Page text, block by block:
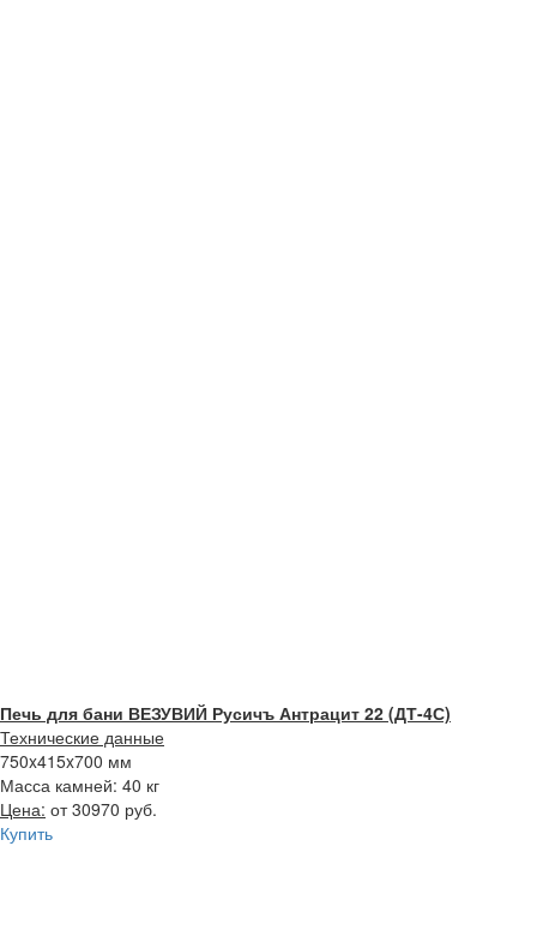
Печь для бани ВЕЗУВИЙ Русичъ Антрацит 22 (ДТ-4С)
Технические данные
750x415x700 мм
Масса камней: 40 кг
Цена: от 30970 руб.
Купить